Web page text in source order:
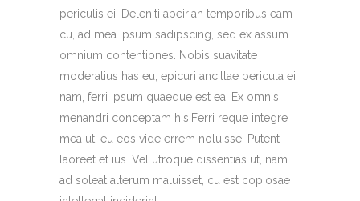
periculis ei. Deleniti apeirian temporibus eam
cu, ad mea ipsum sadipscing, sed ex assum
omnium contentiones. Nobis suavitate
moderatius has eu, epicuri ancillae pericula ei
nam, ferri ipsum quaeque est ea. Ex omnis
menandri conceptam his.Ferri reque integre
mea ut, eu eos vide errem noluisse. Putent
laoreet et ius. Vel utroque dissentias ut, nam
ad soleat alterum maluisset, cu est copiosae